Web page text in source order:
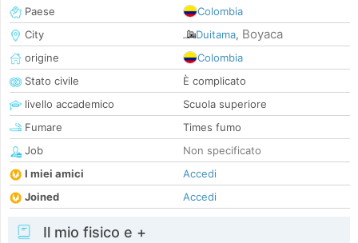
Paese
Colombia
City
Duitama, Boyaca
origine
Colombia
Stato civile
È complicato
livello accademico
Scuola superiore
Fumare
Times fumo
Job
Non specificato
I miei amici
Accedi
Joined
Accedi
Il mio fisico e +